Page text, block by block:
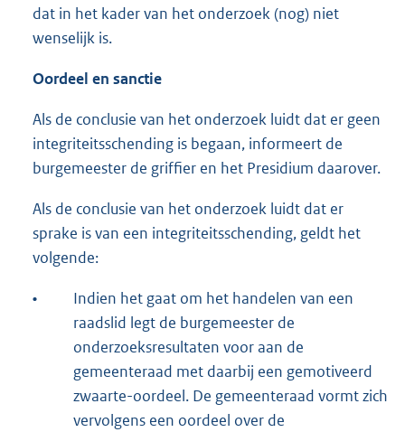
dat in het kader van het onderzoek (nog) niet
wenselijk is.
Oordeel en sanctie
Als de conclusie van het onderzoek luidt dat er geen
integriteitsschending is begaan, informeert de
burgemeester de griffier en het Presidium daarover.
Als de conclusie van het onderzoek luidt dat er
sprake is van een integriteitsschending, geldt het
volgende:
•
Indien het gaat om het handelen van een
raadslid legt de burgemeester de
onderzoeksresultaten voor aan de
gemeenteraad met daarbij een gemotiveerd
zwaarte-oordeel. De gemeenteraad vormt zich
vervolgens een oordeel over de